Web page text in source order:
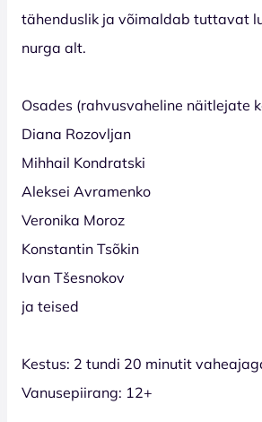
tähenduslik ja võimaldab tuttavat
nurga alt.
Osades (rahvusvaheline näitlejate
Diana Rozovljan
Mihhail Kondratski
Aleksei Avramenko
Veronika Moroz
Konstantin Tsõkin
Ivan Tšesnokov
ja teised
Kestus: 2 tundi 20 minutit
Vanusepiirang: 12+